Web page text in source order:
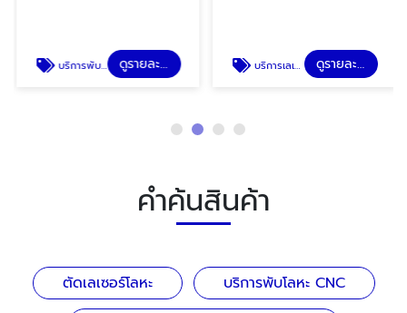
บริการพับโลหะ CNC ดูรายละเอียด บริการเลเซอร์คัทชิ้นงานเฟอร์นิเจอร์ ดูรายละเอียด
คำค้นสินค้า
ตัดเลเซอร์โลหะ
บริการพับโลหะ CNC